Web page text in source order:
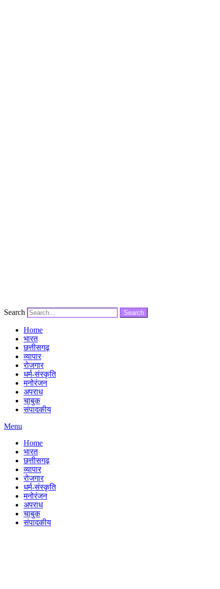
Search Search
Home
भारत
छत्तीसगढ़
व्यापार
रोजगार
धर्म-संस्कृति
मनोरंजन
अपराध
चाबुक
संपादकीय
Menu
Home
भारत
छत्तीसगढ़
व्यापार
रोजगार
धर्म-संस्कृति
मनोरंजन
अपराध
चाबुक
संपादकीय